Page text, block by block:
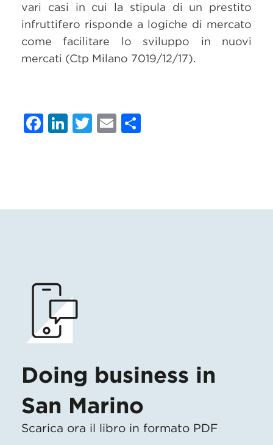
vari casi in cui la stipula di un prestito
infruttifero risponde a logiche di mercato
come facilitare lo sviluppo in nuovi
mercati (Ctp Milano 7019/12/17).
Facebook
LinkedIn
Twitter
Email
Doing business in
San Marino
Scarica ora il libro in formato PDF